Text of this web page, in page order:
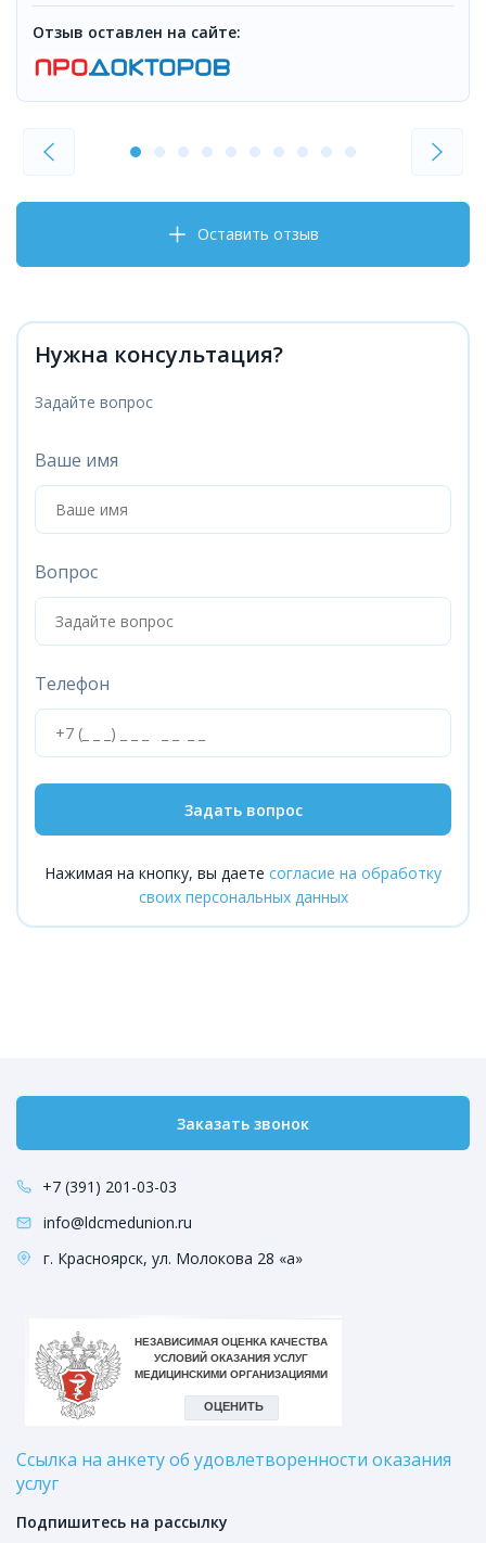
Отзыв оставлен на сайте:
Оставить отзыв
Нужна консультация?
Задайте вопрос
Ваше имя
Вопрос
Телефон
Задать вопрос
Нажимая на кнопку, вы даете согласие на обработку
своих персональных данных
Заказать звонок
+7 (391) 201-03-03
info@ldcmedunion.ru
г. Красноярск, ул. Молокова 28 «а»
Ссылка на анкету об удовлетворенности оказания
услуг
Подпишитесь на рассылку